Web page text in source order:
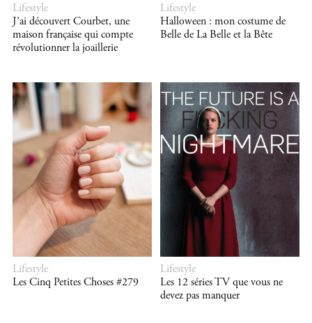
Lifestyle
J’ai découvert Courbet, une
maison française qui compte
révolutionner la joaillerie
Lifestyle
Halloween : mon costume de
Belle de La Belle et la Bête
Lifestyle
Les Cinq Petites Choses #279
Lifestyle
Les 12 séries TV que vous ne
devez pas manquer